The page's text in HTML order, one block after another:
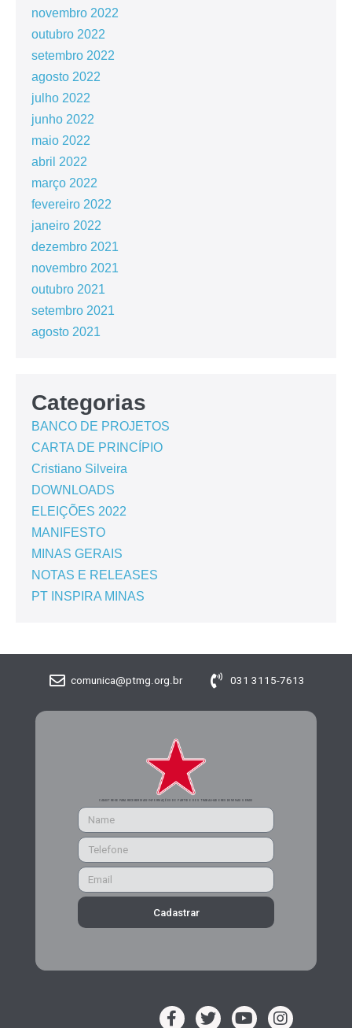
novembro 2022
outubro 2022
setembro 2022
agosto 2022
julho 2022
junho 2022
maio 2022
abril 2022
março 2022
fevereiro 2022
janeiro 2022
dezembro 2021
novembro 2021
outubro 2021
setembro 2021
agosto 2021
Categorias
BANCO DE PROJETOS
CARTA DE PRINCÍPIO
Cristiano Silveira
DOWNLOADS
ELEIÇÕES 2022
MANIFESTO
MINAS GERAIS
NOTAS E RELEASES
PT INSPIRA MINAS
comunica@ptmg.org.br 031 3115-7613
CADASTRE-SE PARA RECEBER MAIS INFORMAÇÕES DO PARTIDO DOS TRABALHADORES DE MINAS GERAIS
Cadastrar